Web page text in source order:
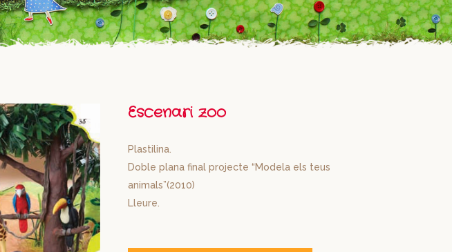
Escenari zoo
Plastilina.
Doble plana final projecte “Modela els teus
animals”(2010)
Lleure.